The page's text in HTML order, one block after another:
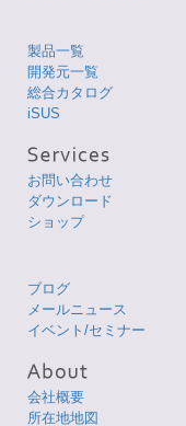
製品一覧
開発元一覧
総合カタログ
iSUS
お問い合わせ
ダウンロード
ショップ
ブログ
メールニュース
イベント/セミナー
会社概要
所在地地図